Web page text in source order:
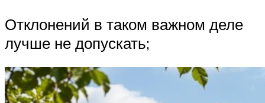
Отклонений в таком важном деле
лучше не допускать;